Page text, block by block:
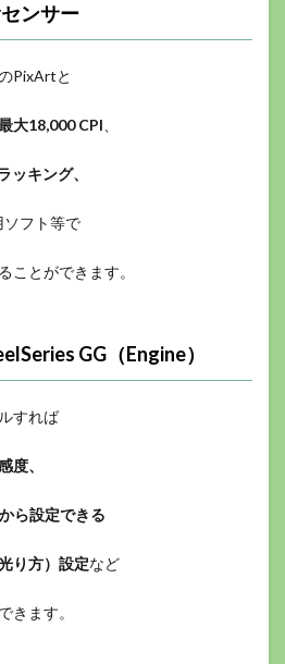
ンサー
PixArtと
大18,000 CPI
ッキング、
ソフト等で
ことができます。
GG（Engine）
すれば
度、
ら設定できる
り方）設定など
きます。